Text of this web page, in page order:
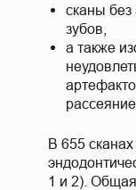
В 655
1 и 2).
сканы без
зубов,
а также